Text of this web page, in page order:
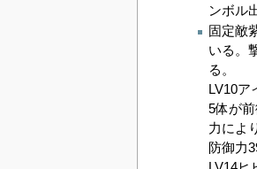
ンボル
固定敵
いる。
る。
LV10ア
5体が
力によ
防御力